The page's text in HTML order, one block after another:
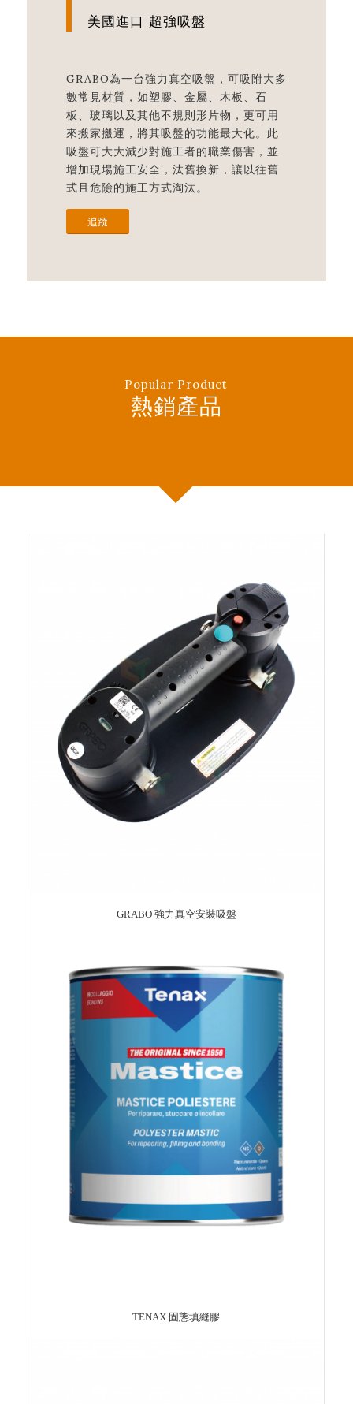
美國進口 超強吸盤
GRABO為一台強力真空吸盤，可吸附大多
數常見材質，如塑膠、金屬、木板、石
板、玻璃以及其他不規則形片物，更可用
來搬家搬運，將其吸盤的功能最大化。此
吸盤可大大減少對施工者的職業傷害，並
增加現場施工安全，汰舊換新，讓以往舊
式且危險的施工方式淘汰。
追蹤
Popular Product
熱銷產品
GRABO 強力真空安裝吸盤
TENAX 固態填縫膠